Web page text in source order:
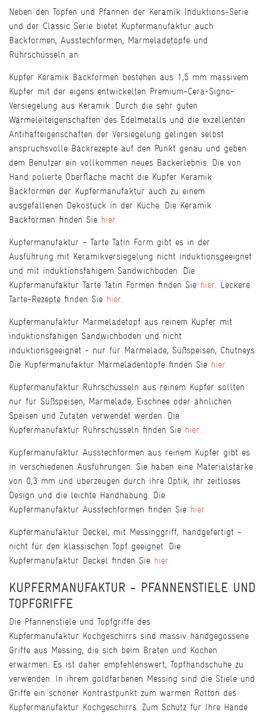
Neben den Töpfen und Pfannen der Keramik Induktions-Serie
und der Classic Serie bietet Kupfermanufaktur auch
Backformen, Ausstechformen, Marmeladetöpfe und
Rührschüsseln an:
Kupfer Keramik Backformen bestehen aus 1,5 mm massivem
Kupfer mit der eigens entwickelten Premium-Cera-Signo-
Versiegelung aus Keramik. Durch die sehr guten
Wärmeleiteigenschaften des Edelmetalls und die exzellenten
Antihafteigenschaften der Versiegelung gelingen selbst
anspruchsvolle Backrezepte auf den Punkt genau und geben
dem Benutzer ein vollkommen neues Backerlebnis. Die von
Hand polierte Oberfläche macht die Kupfer Keramik
Backformen der Kupfermanufaktur auch zu einem
ausgefallenen Dekostück in der Küche. Die Keramik
Backformen finden Sie hier.
Kupfermanufaktur - Tarte Tatin Form gibt es in der
Ausführung mit Keramikversiegelung nicht induktionsgeeignet
und mit induktionsfähigem Sandwichboden. Die
Kupfermanufaktur Tarte Tatin Formen finden Sie hier. Leckere
Tarte-Rezepte finden Sie hier.
Kupfermanufaktur Marmeladetopf aus reinem Kupfer mit
induktionsfähigen Sandwichboden und nicht
induktionsgeeignet - nur für Marmelade, Süßspeisen, Chutneys.
Die Kupfermanufaktur Marmeladentöpfe finden Sie hier.
Kupfermanufaktur Rührschüsseln aus reinem Kupfer sollten
nur für Süßspeisen, Marmelade, Eischnee oder ähnlichen
Speisen und Zutaten verwendet werden. Die
Kupfermanufaktur Rührschüsseln finden Sie hier.
Kupfermanufaktur Ausstechformen aus reinem Kupfer gibt es
in verschiedenen Ausführungen. Sie haben eine Materialstärke
von 0,3 mm und überzeugen durch ihre Optik, ihr zeitloses
Design und die leichte Handhabung. Die
Kupfermanufaktur Ausstechformen finden Sie hier.
Kupfermanufaktur Deckel, mit Messinggriff, handgefertigt -
nicht für den klassischen Topf geeignet. Die
Kupfermanufaktur Deckel finden Sie hier.
KUPFERMANUFAKTUR - PFANNENSTIELE UND
TOPFGRIFFE
Die Pfannenstiele und Topfgriffe des
Kupfermanufaktur Kochgeschirrs sind massiv handgegossene
Griffe aus Messing, die sich beim Braten und Kochen
erwärmen. Es ist daher empfehlenswert, Topfhandschuhe zu
verwenden. In ihrem goldfarbenen Messing sind die Stiele und
Griffe ein schöner Kontrastpunkt zum warmen Rotton des
Kupfermanufaktur Kochgeschirrs. Zum Schutz für Ihre Hände